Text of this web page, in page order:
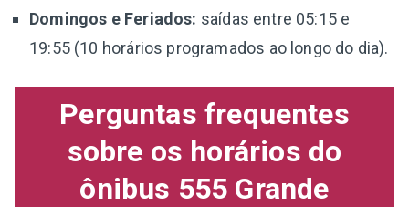
Domingos e Feriados: saídas entre 05:15 e
19:55 (10 horários programados ao longo do dia).
Perguntas frequentes
sobre os horários do
ônibus 555 Grande